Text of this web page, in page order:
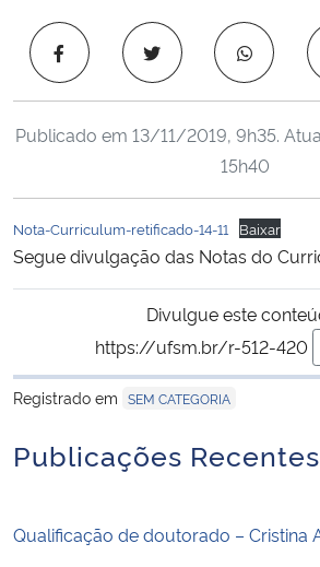
Ministério da Educação
Ministério da Ciência, Tecnologia, Inovações e
Ministério do Meio Ambiente
Ministério do Turismo
Ministério do Desenvolvimento Regional
Publicado em 13/11/2019, 9h35.
15h40
Nota-Curriculum-retificado-14-11 Baixar
Segue divulgação das Notas do
Divulgue este
https://ufsm.br/r-512-420
Registrado em SEM CATEGORIA
Publicações Recentes
Qualificação de doutorado – Cristina